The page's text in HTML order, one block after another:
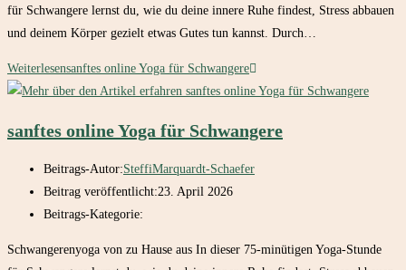
für Schwangere lernst du, wie du deine innere Ruhe findest, Stress abbauen
und deinem Körper gezielt etwas Gutes tun kannst. Durch…
Weiterlesensanftes online Yoga für Schwangere
sanftes online Yoga für Schwangere
Beitrags-Autor:SteffiMarquardt-Schaefer
Beitrag veröffentlicht:23. April 2026
Beitrags-Kategorie:
Schwangerenyoga von zu Hause aus In dieser 75-minütigen Yoga-Stunde